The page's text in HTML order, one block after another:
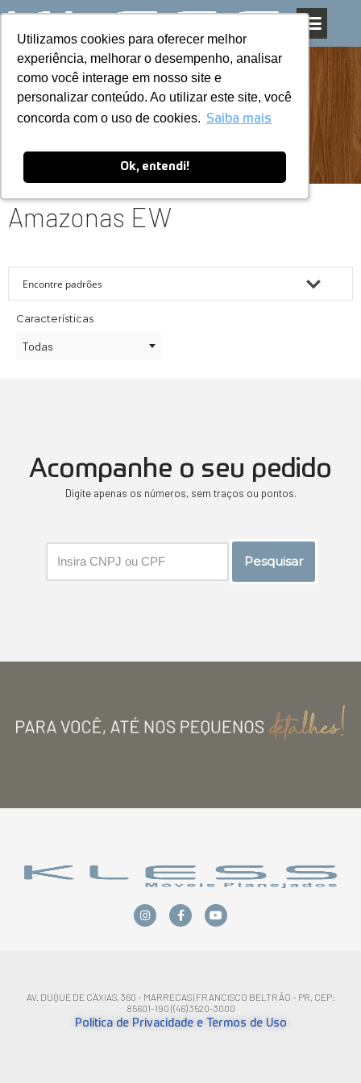
Utilizamos cookies para oferecer melhor
experiência, melhorar o desempenho, analisar
como você interage em nosso site e
personalizar conteúdo. Ao utilizar este site, você
concorda com o uso de cookies. Saiba mais
Ok, entendi!
Utilizamos cookies para oferecer melhor
experiência, melhorar o desempenho, analisar
como você interage em nosso site e
personalizar conteúdo. Ao utilizar este site, você
concorda com o uso de cookies. Saiba mais
Ok, entendi!
Pular
para
o
conteúdo
Amazonas EW
Características
Todas
Acompanhe o seu pedido
Digite apenas os números, sem traços ou pontos.
Pesquisar
AV. DUQUE DE CAXIAS, 360 - MARRECAS | FRANCISCO BELTRÃO - PR, CEP:
85601-190 | (46) 3520-3000
Política de Privacidade e Termos de Uso